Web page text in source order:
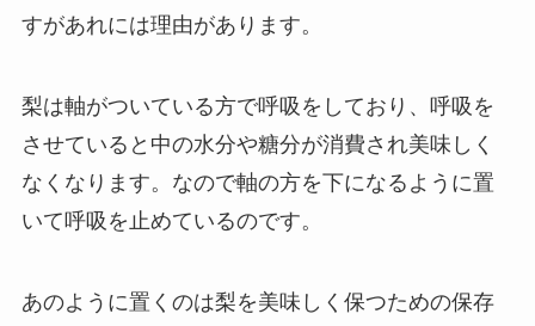
すがあれには理由があります。
梨は軸がついている方で呼吸をしており、呼吸を
させていると中の水分や糖分が消費され美味しく
なくなります。なので軸の方を下になるように置
いて呼吸を止めているのです。
あのように置くのは梨を美味しく保つための保存